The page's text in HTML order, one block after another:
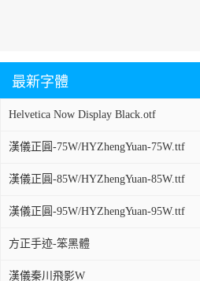
最新字體
Helvetica Now Display Black.otf
漢儀正圓-75W/HYZhengYuan-75W.ttf
漢儀正圓-85W/HYZhengYuan-85W.ttf
漢儀正圓-95W/HYZhengYuan-95W.ttf
方正手迹-笨黑體
漢儀秦川飛影W